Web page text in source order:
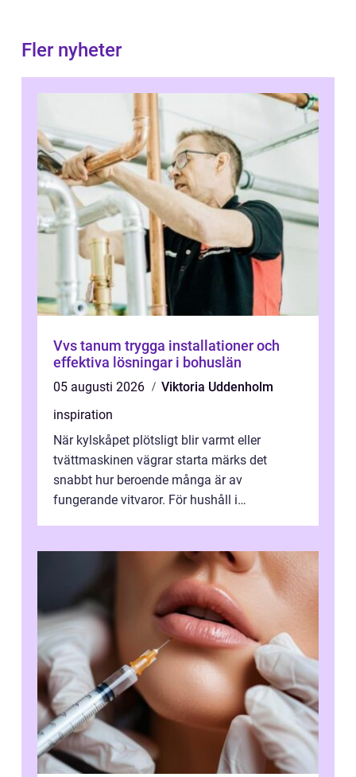
Fler nyheter
Vvs tanum trygga installationer och
effektiva lösningar i bohuslän
05 augusti 2026
Viktoria Uddenholm
inspiration
När kylskåpet plötsligt blir varmt eller
tvättmaskinen vägrar starta märks det
snabbt hur beroende många är av
fungerande vitvaror. För hushåll i